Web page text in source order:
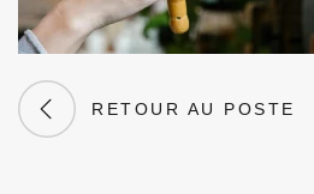
RETOUR AU POSTE